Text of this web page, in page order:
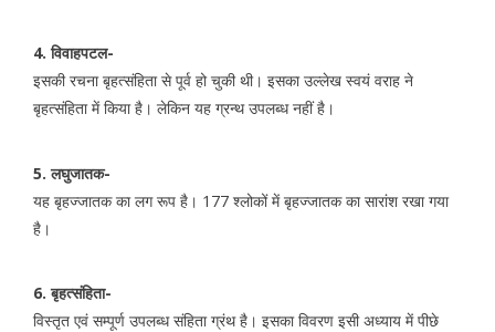
4. विवाहपटल-
इसकी रचना बृहत्संहिता से पूर्व हो चुकी थी। इसका उल्लेख स्वयं वराह ने
बृहत्संहिता में किया है। लेकिन यह ग्रन्थ उपलब्ध नहीं है।
5. लघुजातक-
यह बृहज्जातक का लग रूप है। 177 श्लोकों में बृहज्जातक का सारांश रखा गया
है।
6. बृहत्संहिता-
विस्तृत एवं सम्पूर्ण उपलब्ध संहिता ग्रंथ है। इसका विवरण इसी अध्याय में पीछे